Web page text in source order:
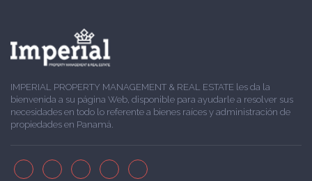
IMPERIAL PROPERTY MANAGEMENT & REAL ESTATE les da la
bienvenida a su página Web, disponible para ayudarle a resolver sus
necesidades en todo lo referente a bienes raíces y administración de
propiedades en Panamá.